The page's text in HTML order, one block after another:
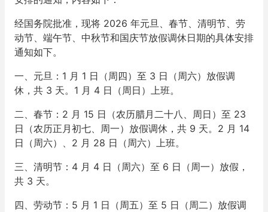
经国务院批准，现将 2026 年元旦、春节、清明节、劳
动节、端午节、中秋节和国庆节放假调休日期的具体安排
通知如下。
一、元旦：1 月 1 日（周四）至 3 日（周六）放假调
休，共 3 天。1 月 4 日（周日）上班。
二、春节：2 月 15 日（农历腊月二十八、周日）至 23
日（农历正月初七、周一）放假调休，共 9 天。2 月 14
日（周六）、2 月 28 日（周六）上班。
三、清明节：4 月 4 日（周六）至 6 日（周一）放假，
共 3 天。
四、劳动节：5 月 1 日（周五）至 5 日（周二）放假调